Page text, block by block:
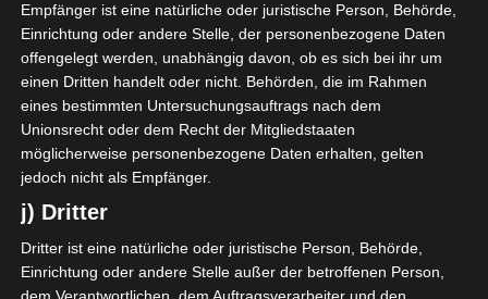
Die Begegnungen/Ergebnisse im Detail
Gruppe A
SPIELTAG 1
17 Okt. 2021-15:00
Tataouine (UST)
(CAB)
Stade Bir Lahmar Tataouine
Ohne Zuschauer
Empfänger ist eine natürliche oder juristische Person, Behörde,
Einrichtung oder andere Stelle, der personenbezogene Daten
offengelegt werden, unabhängig davon, ob es sich bei ihr um
einen Dritten handelt oder nicht. Behörden, die im Rahmen
eines bestimmten Untersuchungsauftrags nach dem
Unionsrecht oder dem Recht der Mitgliedstaaten
möglicherweise personenbezogene Daten erhalten, gelten
jedoch nicht als Empfänger.
j) Dritter
Dritter ist eine natürliche oder juristische Person, Behörde,
Einrichtung oder andere Stelle außer der betroffenen Person,